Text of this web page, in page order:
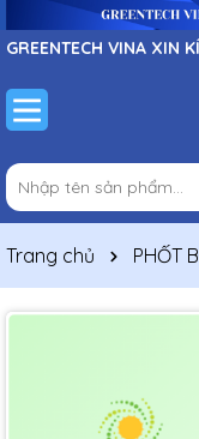
GREENTECH VINA XIN
Trang chủ PHỐT